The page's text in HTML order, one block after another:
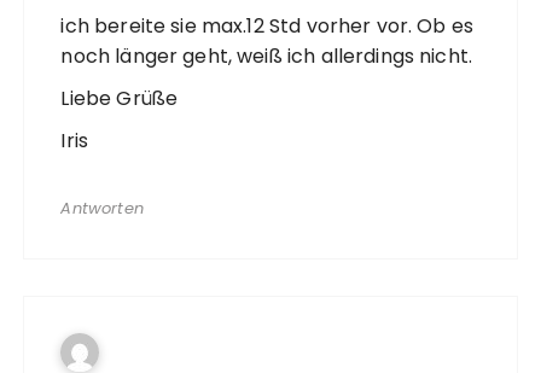
ich bereite sie max.12 Std vorher vor. Ob es
noch länger geht, weiß ich allerdings nicht.
Liebe Grüße
Iris
Antworten